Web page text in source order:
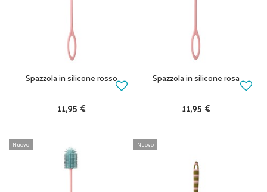
Spazzola in silicone rosso
11,95 €
Spazzola in silicone rosa
11,95 €
Nuovo Nuovo